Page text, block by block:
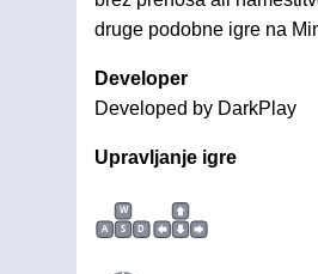
druge podobne igre na
Developer
Developed by DarkPlay
Upravljanje igre
W
A
S D